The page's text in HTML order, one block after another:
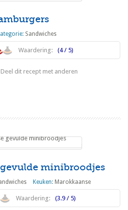
Sandwiches
Waardering: (4 / 5)
dit recept met anderen
minibroodjes
Keuken: Marokkaanse
Waardering: (3.9 / 5)